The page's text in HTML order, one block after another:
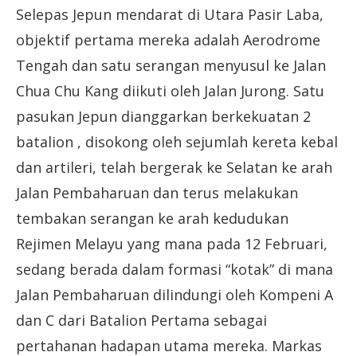
Selepas Jepun mendarat di Utara Pasir Laba,
objektif pertama mereka adalah Aerodrome
Tengah dan satu serangan menyusul ke Jalan
Chua Chu Kang diikuti oleh Jalan Jurong. Satu
pasukan Jepun dianggarkan berkekuatan 2
batalion , disokong oleh sejumlah kereta kebal
dan artileri, telah bergerak ke Selatan ke arah
Jalan Pembaharuan dan terus melakukan
tembakan serangan ke arah kedudukan
Rejimen Melayu yang mana pada 12 Februari,
sedang berada dalam formasi “kotak” di mana
Jalan Pembaharuan dilindungi oleh Kompeni A
dan C dari Batalion Pertama sebagai
pertahanan hadapan utama mereka. Markas